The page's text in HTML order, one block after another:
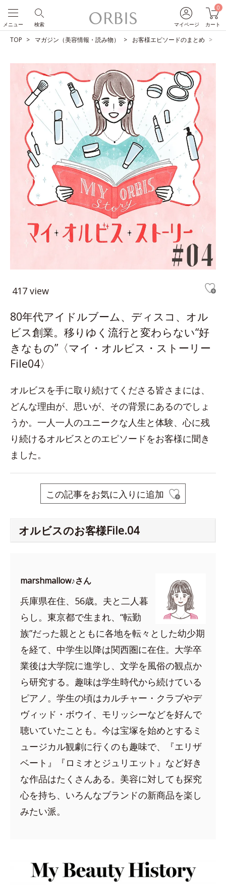
マイページ
0
カート
検索
メニュー
TOP マガジン（美容情報・読み物） お客様エピソードのまとめ
417 view
80年代アイドルブーム、ディスコ、オル
ビス創業。移りゆく流行と変わらない“好
きなもの”〈マイ・オルビス・ストーリー
File04〉
オルビスを手に取り続けてくださる皆さまには、
どんな理由が、思いが、その背景にあるのでしょ
うか。一人一人のユニークな人生と体験、心に残
り続けるオルビスとのエピソードをお客様に聞き
ました。
この記事をお気に入りに追加
オルビスのお客様File.04
marshmallow♪さん
兵庫県在住、56歳。夫と二人暮
らし。 東京都で生まれ、 “転勤
族”だった親とともに各地を転々とした幼少期
を経て、中学生以降は関西圏に在住。大学卒
業後は大学院に進学し、文学を風俗の観点か
ら研究する。趣味は学生時代から続けている
ピアノ。学生の頃はカルチャー・クラブやデ
ヴィッド・ボウイ、モリッシーなどを好んで
聴いていたことも。今は宝塚を始めとするミ
ュージカル観劇に行くのも趣味で、『エリザ
ベート』『ロミオとジュリエット』など好き
な作品はたくさんある。美容に対しても探究
心を持ち、いろんなブランドの新商品を楽し
みたい派。